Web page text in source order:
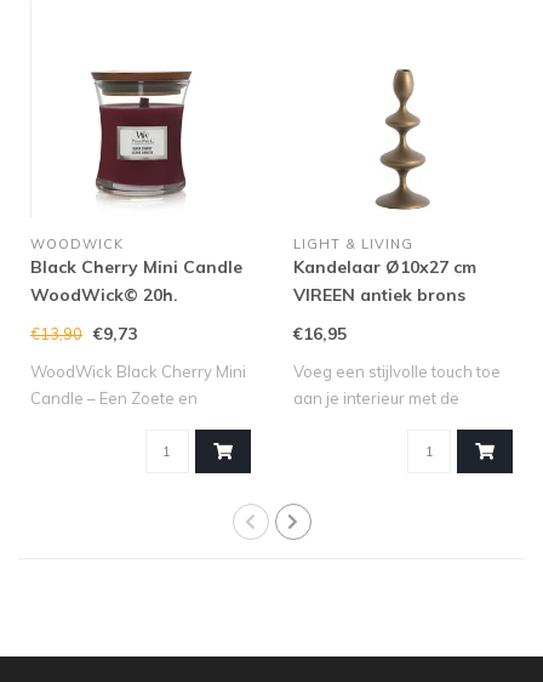
WOODWICK
Black Cherry Mini Candle
WoodWick© 20h.
€13,90 €9,73
WoodWick Black Cherry Mini
Candle – Een Zoete en
LIGHT & LIVING
Kandelaar Ø10x27 cm
VIREEN antiek brons
€16,95
Voeg een stijlvolle touch toe
aan je interieur met de